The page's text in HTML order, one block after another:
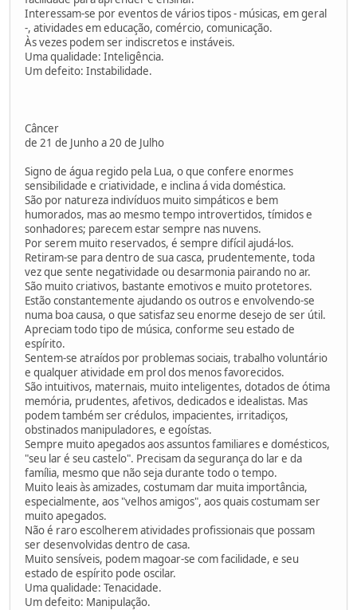
Interessam-se por eventos de vários tipos - músicas, em geral
-, atividades em educação, comércio, comunicação.
Às vezes podem ser indiscretos e instáveis.
Uma qualidade: Inteligência.
Um defeito: Instabilidade.
Câncer
de 21 de Junho a 20 de Julho
Signo de água regido pela Lua, o que confere enormes
sensibilidade e criatividade, e inclina á vida doméstica.
São por natureza indivíduos muito simpáticos e bem
humorados, mas ao mesmo tempo introvertidos, tímidos e
sonhadores; parecem estar sempre nas nuvens.
Por serem muito reservados, é sempre difícil ajudá-los.
Retiram-se para dentro de sua casca, prudentemente, toda
vez que sente negatividade ou desarmonia pairando no ar.
São muito criativos, bastante emotivos e muito protetores.
Estão constantemente ajudando os outros e envolvendo-se
numa boa causa, o que satisfaz seu enorme desejo de ser útil.
Apreciam todo tipo de música, conforme seu estado de
espírito.
Sentem-se atraídos por problemas sociais, trabalho voluntário
e qualquer atividade em prol dos menos favorecidos.
São intuitivos, maternais, muito inteligentes, dotados de ótima
memória, prudentes, afetivos, dedicados e idealistas. Mas
podem também ser crédulos, impacientes, irritadiços,
obstinados manipuladores, e egoístas.
Sempre muito apegados aos assuntos familiares e domésticos,
"seu lar é seu castelo". Precisam da segurança do lar e da
família, mesmo que não seja durante todo o tempo.
Muito leais às amizades, costumam dar muita importância,
especialmente, aos "velhos amigos", aos quais costumam ser
muito apegados.
Não é raro escolherem atividades profissionais que possam
ser desenvolvidas dentro de casa.
Muito sensíveis, podem magoar-se com facilidade, e seu
estado de espírito pode oscilar.
Uma qualidade: Tenacidade.
Um defeito: Manipulação.